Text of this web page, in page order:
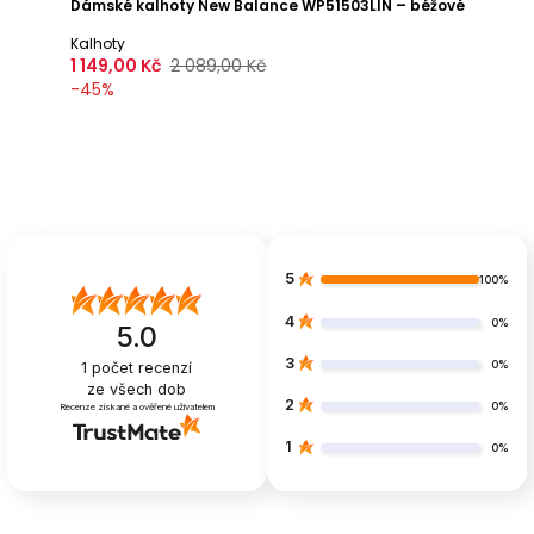
Dámské kalhoty New Balance WP51503LIN – béžové
Kalhoty
1 149,00 Kč 2 089,00 Kč
-45%
5.0
1 počet recenzí
ze všech dob
Recenze získané a ověřené uživatelem
5 100%
4 0%
3 0%
2 0%
1 0%